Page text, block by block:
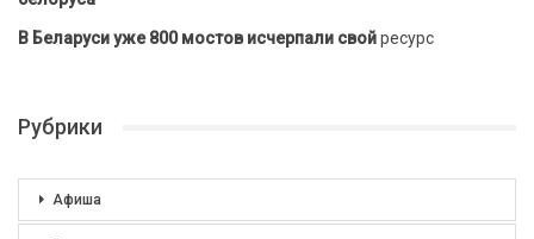
В Беларуси уже 800 мостов исчерпали свойресурс
Рубрики
Афиша